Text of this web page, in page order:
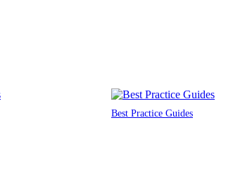
Best Practice Guides